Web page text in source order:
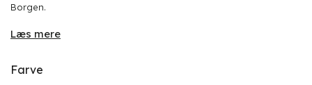
Borgen.
Læs mere
Farve